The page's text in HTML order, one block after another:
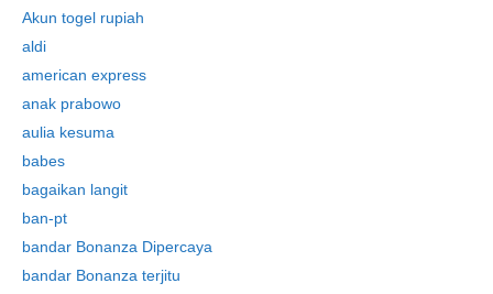
Akun togel rupiah
aldi
american express
anak prabowo
aulia kesuma
babes
bagaikan langit
ban-pt
bandar Bonanza Dipercaya
bandar Bonanza terjitu